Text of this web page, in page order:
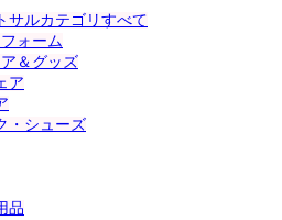
サルカテゴリすべて
ォーム
＆グッズ
ア
・シューズ
品